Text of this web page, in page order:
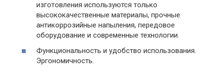
изготовления используются только
высококачественные материалы, прочные
антикоррозийные напыления, передовое
оборудование и современные технологии.
Функциональность и удобство использования.
Эргономичность.